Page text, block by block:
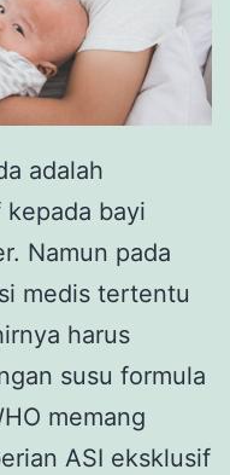
adalah
kepada bayi
Namun pada
medis tertentu
harus
susu formula
memang
ASI eksklusif